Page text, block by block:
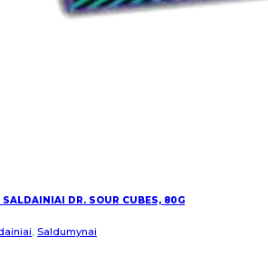
SALDAINIAI DR. SOUR CUBES, 80G
Saldumynai